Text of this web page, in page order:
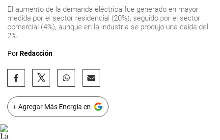
El aumento de la demanda eléctrica fue generado en mayor
medida por el sector residencial (20%), seguido por el sector
comercial (4%), aunque en la industria se produjo una caída del
2%.
PorRedacción
+ Agregar Más Energía en